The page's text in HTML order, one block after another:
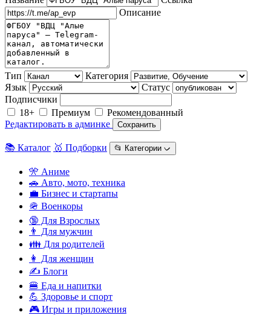
Описание
Тип
Категория
Язык
Статус
Подписчики
18+
Премиум
Рекомендованный
Редактировать в админке
Сохранить
📚 Каталог 🥇 Подборки 📂 Категории ᨆ
🎌 Аниме
🚗 Авто, мото, техника
💼 Бизнес и стартапы
🪖 Военкоры
🔞 Для Взрослых
👨 Для мужчин
👪 Для родителей
👩 Для женщин
✍️ Блоги
🍔 Еда и напитки
💪 Здоровье и спорт
🎮 Игры и приложения